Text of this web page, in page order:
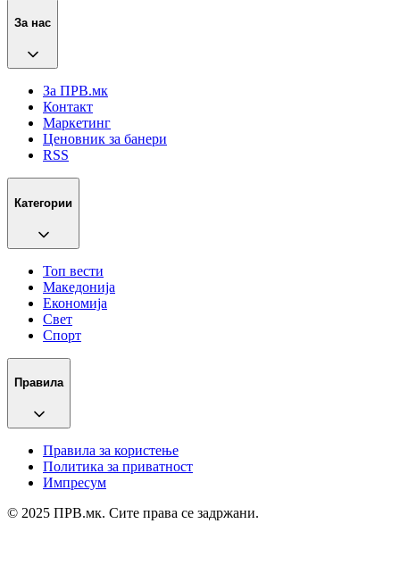
За нас
За ПРВ.мк
Контакт
Маркетинг
Ценовник за банери
RSS
Категории
Топ вести
Македонија
Економија
Свет
Спорт
Правила
Правила за користење
Политика за приватност
Импресум
© 2025 ПРВ.мк. Сите права се задржани.